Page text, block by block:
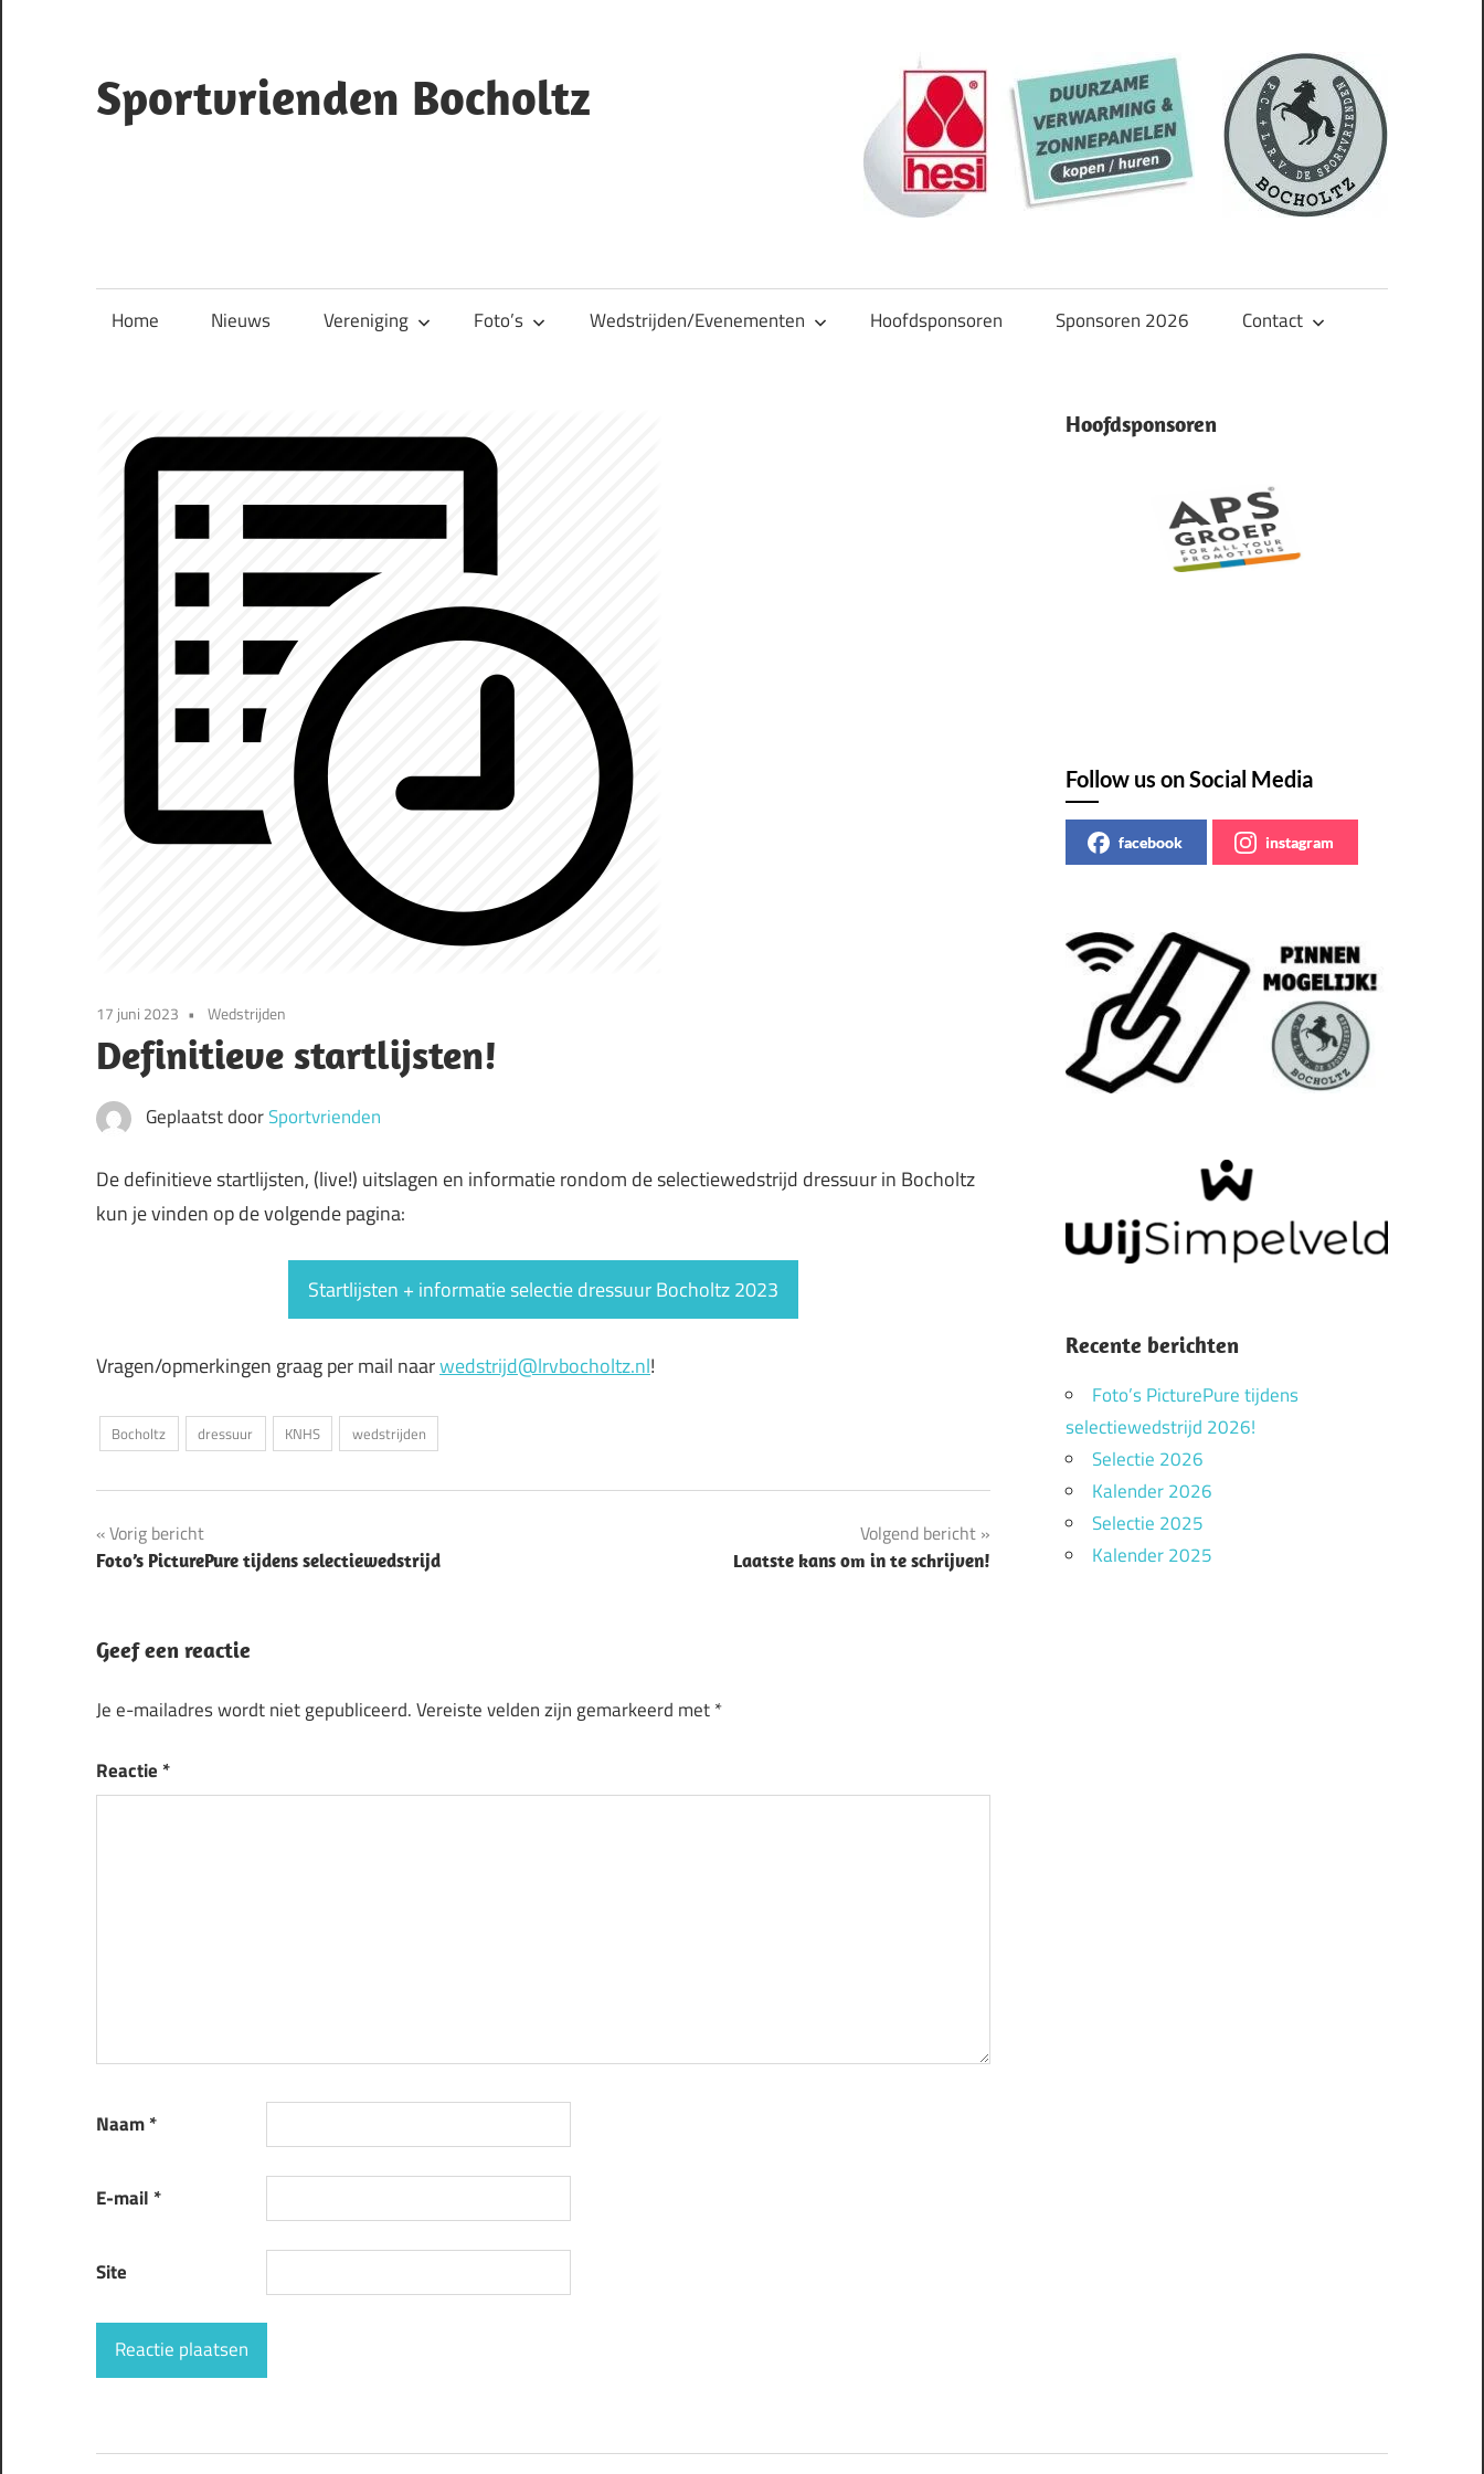
de
inhoud
Sportvrienden Bocholtz
Home Nieuws Vereniging Foto’s Wedstrijden/Evenementen Hoofdsponsoren Sponsoren 2026 Contact
17 juni 2023 Wedstrijden
Definitieve startlijsten!
Geplaatst doorSportvrienden
De definitieve startlijsten, (live!) uitslagen en informatie rondom de selectiewedstrijd dressuur in Bocholtz
kun je vinden op de volgende pagina:
Startlijsten + informatie selectie dressuur Bocholtz 2023
Vragen/opmerkingen graag per mail naarwedstrijd@lrvbocholtz.nl!
Bocholtz dressuur KNHS wedstrijden
Bericht
navigatie
Vorig bericht
Foto’s PicturePure tijdens selectiewedstrijd
Volgend bericht
Laatste kans om in te schrijven!
Geef een reactie
Je e-mailadres wordt niet gepubliceerd.Vereiste velden zijn gemarkeerd met*
Reactie *
Naam*
E-mail *
Site
Hoofdsponsoren
Follow us on Social Media
facebook instagram
Recente berichten
Foto’s PicturePure tijdens
selectiewedstrijd 2026!
Selectie 2026
Kalender 2026
Selectie 2025
Kalender 2025